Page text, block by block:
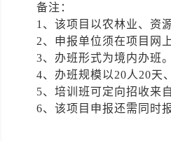
备注：
1、该项目以农林业、资
2、申报单位须在项目网
3、办班形式为境内办班。
4、办班规模以20人20天
5、培训班可定向招收来
6、该项目申报还需同时